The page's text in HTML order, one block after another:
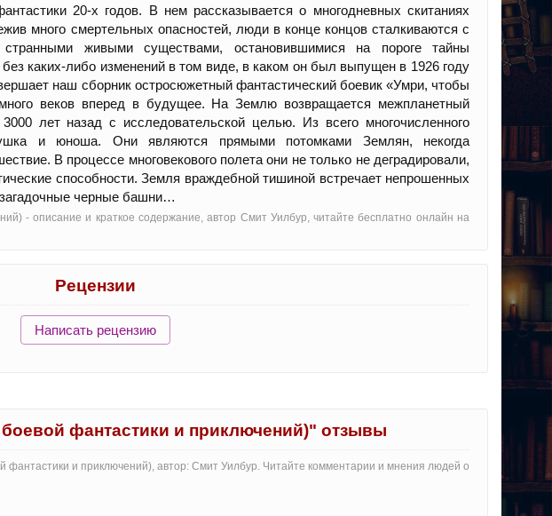
20-х годов. В нем рассказывается о многодневных скитаниях
много смертельных опасностей, люди в конце концов сталкиваются с
живыми существами, остановившимися на пороге тайны
каких-либо изменений в том виде, в каком он был выпущен в 1926 году
наш сборник остросюжетный фантастический боевик «Умри, чтобы
веков вперед в будущее. На Землю возвращается межпланетный
лет назад с исследовательской целью. Из всего многочисленного
и юноша. Они являются прямыми потомками Землян, некогда
В процессе многовекового полета они не только не деградировали,
способности. Земля враждебной тишиной встречает непрошенных
черные башни…
- oписание и краткое содержание, автор Смит Уилбур, читайте бесплатно онлайн на
Рецензии
Написать рецензию
фантастики и приключений)" отзывы
фантастики и приключений), автор: Смит Уилбур. Читайте комментарии и мнения людей о